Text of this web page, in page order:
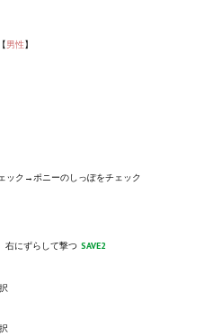
男性】
ック→ポニーのしっぽをチェック
にずらして撃つ SAVE2